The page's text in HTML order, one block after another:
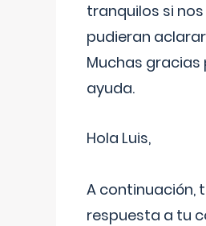
tranquilos si nos
pudieran
Muchas gracias
ayuda.
Hola Luis,
A continuación,
respuesta a tu